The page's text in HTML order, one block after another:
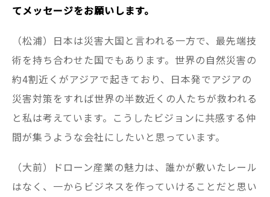
てメッセージをお願いします。
（松浦）日本は災害大国と言われる一方で、最先端技
術を持ち合わせた国でもあります。世界の自然災害の
約4割近くがアジアで起きており、日本発でアジアの
災害対策をすれば世界の半数近くの人たちが救われる
と私は考えています。こうしたビジョンに共感する仲
間が集うような会社にしたいと思っています。
（大前）ドローン産業の魅力は、誰かが敷いたレール
はなく、一からビジネスを作っていけることだと思い